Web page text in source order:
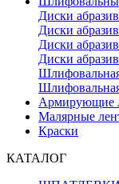
Диски
Диски
Диски
Диски
Армирующие
Малярные
Краски
КАТАЛОГ